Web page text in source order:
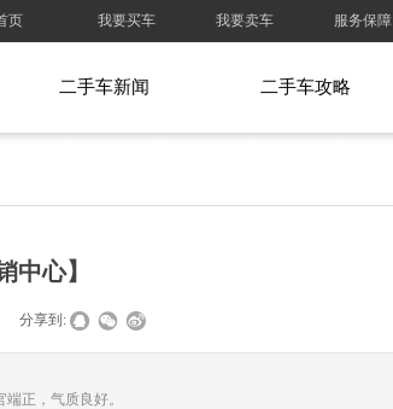
页 我要买车 我要卖车 服务保障
二手车新闻 二手车攻略
中心】
分享到:
正，气质良好。